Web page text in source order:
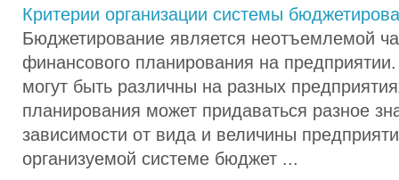
Критерии организации системы
Бюджетирование является неотъемлемой
финансового планирования на
могут быть различны на разных
планирования может придаваться разное
зависимости от вида и величины
организуемой системе бюджет ...